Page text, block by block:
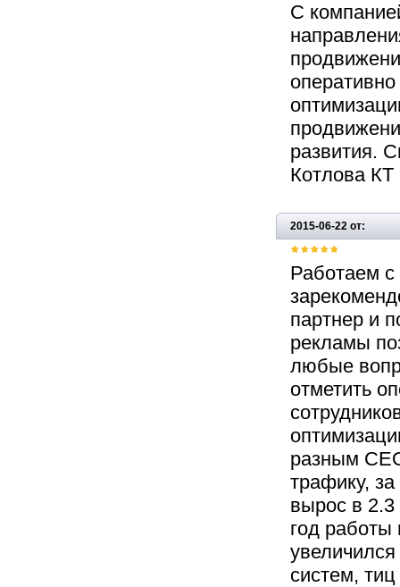
С
развития.
Котлова
2015-06-22 от:
Работаем с
партнер и
рекламы
любые
отметить
разным
трафику,
вырос в 2.3
год работы
систем,